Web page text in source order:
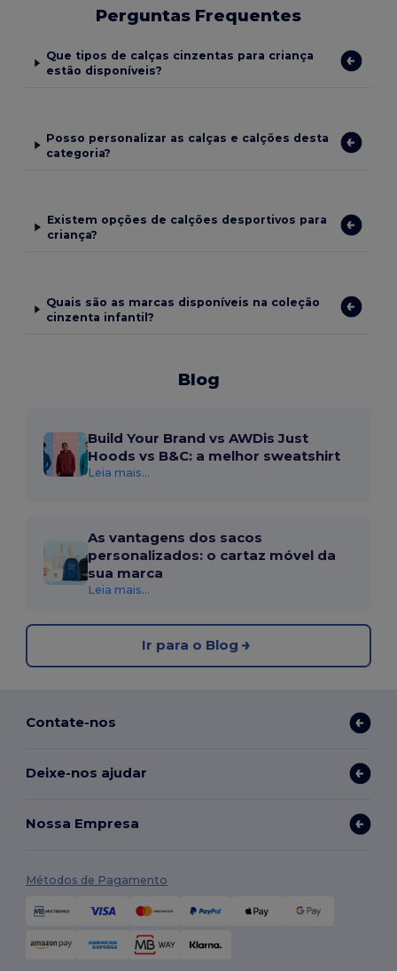
Perguntas Frequentes
Que tipos de calças cinzentas para criança
estão disponíveis?
Posso personalizar as calças e calções desta
categoria?
Existem opções de calções desportivos para
criança?
Quais são as marcas disponíveis na coleção
cinzenta infantil?
Blog
Build Your Brand vs AWDis Just
Hoods vs B&C: a melhor sweatshirt
Leia mais...
As vantagens dos sacos
personalizados: o cartaz móvel da
sua marca
Leia mais...
Ir para o Blog
Contate-nos
Deixe-nos ajudar
Nossa Empresa
Métodos de Pagamento